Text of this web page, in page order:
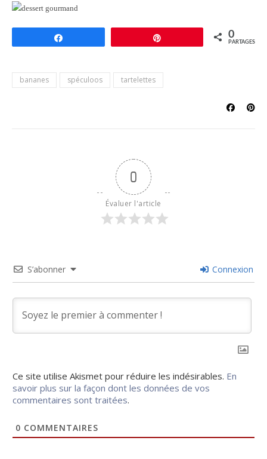
0
PARTAGES
bananes spéculoos tartelettes
0
Évaluer l'article
S’abonner Connexion
Ce site utilise Akismet pour réduire les indésirables. En
savoir plus sur la façon dont les données de vos
commentaires sont traitées.
0 COMMENTAIRES